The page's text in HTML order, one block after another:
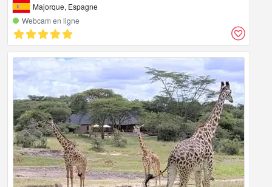
Majorque, Espagne
Webcam en ligne